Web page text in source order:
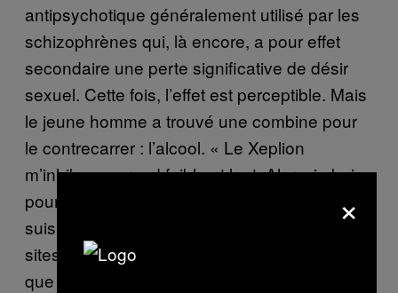
antipsychotique généralement utilisé par les
schizophrènes qui, là encore, a pour effet
secondaire une perte significative de désir
sexuel. Cette fois, l’effet est perceptible. Mais
le jeune homme a trouvé une combine pour
le contrecarrer : l’alcool. « Le Xeplion
m’inhibe, me rend faible et lent. Alors, je bois
pour être actif et me désinhiber. Et quand je
suis dans cet état-là, je peux aller voir des
sites de vidéos pédopornographiques, ce
que je ne fais pas quand je suis sobre. Donc,
×